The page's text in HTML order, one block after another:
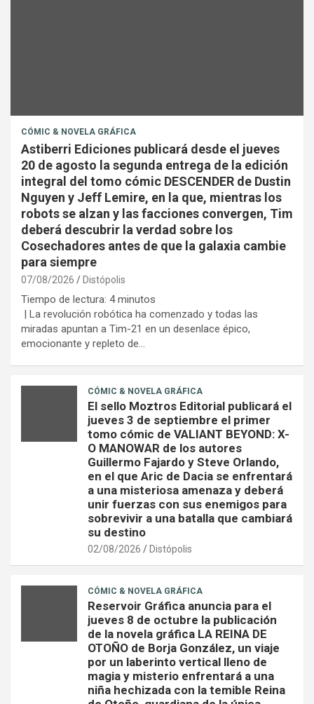
CÓMIC & NOVELA GRÁFICA
Astiberri Ediciones publicará desde el jueves
20 de agosto la segunda entrega de la edición
integral del tomo cómic DESCENDER de Dustin
Nguyen y Jeff Lemire, en la que, mientras los
robots se alzan y las facciones convergen, Tim
deberá descubrir la verdad sobre los
Cosechadores antes de que la galaxia cambie
para siempre
07/08/2026 Distópolis
Tiempo de lectura: 4 minutos
| La revolución robótica ha comenzado y todas las
miradas apuntan a Tim-21 en un desenlace épico,
emocionante y repleto de…
CÓMIC & NOVELA GRÁFICA
El sello Moztros Editorial publicará el
jueves 3 de septiembre el primer
tomo cómic de VALIANT BEYOND: X-
O MANOWAR de los autores
Guillermo Fajardo y Steve Orlando,
en el que Aric de Dacia se enfrentará
a una misteriosa amenaza y deberá
unir fuerzas con sus enemigos para
sobrevivir a una batalla que cambiará
su destino
02/08/2026 Distópolis
CÓMIC & NOVELA GRÁFICA
Reservoir Gráfica anuncia para el
jueves 8 de octubre la publicación
de la novela gráfica LA REINA DE
OTOÑO de Borja González, un viaje
por un laberinto vertical lleno de
magia y misterio enfrentará a una
niña hechizada con la temible Reina